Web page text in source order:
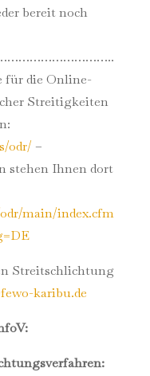
bereit noch
für die Online-
Streitigkeiten
odr/ –
stehen Ihnen dort
main/index.cfm
Streitschlichtung
karibu.de